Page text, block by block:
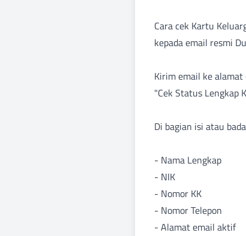
Cara cek Kartu
kepada email resmi
Kirim email ke
"Cek Status
Di bagian isi atau
- Nama Lengkap
- NIK
- Nomor KK
- Nomor Telepon
- Alamat email aktif